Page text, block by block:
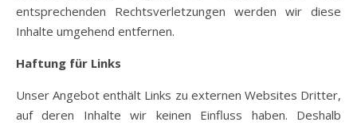
entsprechenden Rechtsverletzungen werden wir diese
Inhalte umgehend entfernen.
Haftung für Links
Unser Angebot enthält Links zu externen Websites Dritter,
auf deren Inhalte wir keinen Einfluss haben. Deshalb